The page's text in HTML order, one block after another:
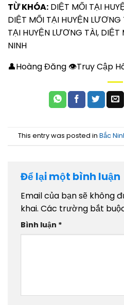
TỪ KHÓA: DIỆT MỐI TẠI
DIỆT MỐI TẠI HUYỆN
TẠI HUYỆN LƯƠNG TÀI,
NINH
👤Hoàng Đăng 👁Truy Cập
This entry was posted in Bắc
Để lại một bình luận
Email của bạn sẽ không
khai. Các trường bắt
Bình luận *